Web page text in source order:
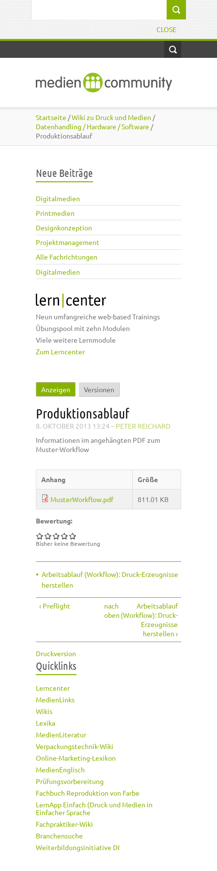
CLOSE
Startseite /Wiki zu Druck und Medien /
Datenhandling / Hardware / Software /
Produktionsablauf
Neue Beiträge
Digitalmedien
Printmedien
Designkonzeption
Projektmanagement
Alle Fachrichtungen
Digitalmedien
Neun umfangreiche web-based Trainings
Übungspool mit zehn Modulen
Viele weitere Lernmodule
Zum Lerncenter
Haupt-Reiter
Anzeigen (aktiver Reiter)
Versionen
Produktionsablauf
8. OKTOBER 2013 13:24 – PETER REICHARD
Informationen im angehängten PDF zum
Muster-Workflow
Anhang Größe
MusterWorkflow.pdf 811.01 KB
Bewertung:
Bisher keine Bewertung
Arbeitsablauf (Workflow): Druck-Erzeugnisse
herstellen
‹ Preflight
nach
oben
Arbeitsablauf
(Workflow): Druck-
Erzeugnisse
herstellen ›
Druckversion
Quicklinks
Lerncenter
MedienLinks
Wikis
Lexika
MedienLiteratur
Verpackungstechnik-Wiki
Online-Marketing-Lexikon
MedienEnglisch
Prüfungsvorbereitung
Fachbuch Reproduktion von Farbe
LernApp Einfach (Druck und Medien in
Einfacher Sprache
Fachpraktiker-Wiki
Branchensuche
Weiterbildungsinitiative DI